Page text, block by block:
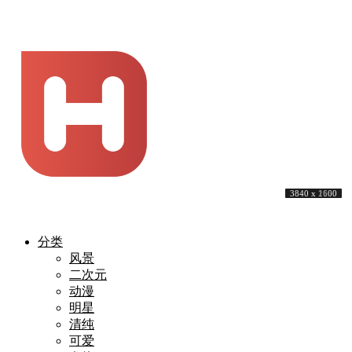
分类
风景
二次元
动漫
明星
清纯
可爱
3840 x 2160
3840 x 2160
5120 x 3200
5120 x 3200
5120 x 2880
3840 x 2160
3840 x 2160
3840 x 2160
3840 x 1600
3840 x 1600